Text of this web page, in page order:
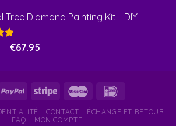
Tree Diamond Painting Kit - DIY
– €67.95
CONTACT
ÉCHANGE ET RETOUR
FAQ
MON COMPTE